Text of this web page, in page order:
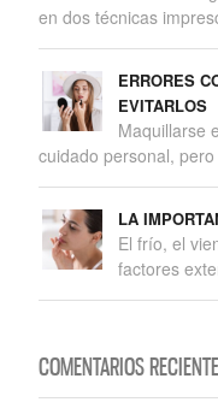
en dos técnicas
ERRORES
EVITARLOS
Maquillarse
cuidado personal,
LA
El frío, el
factores
COMENTARIOS